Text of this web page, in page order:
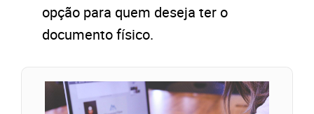
opção para quem deseja ter o
documento físico.